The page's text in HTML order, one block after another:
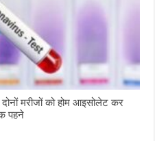
मरीजों को होम आइसोलेट कर
पहने